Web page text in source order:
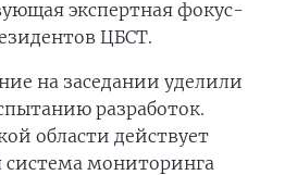
экспертная фокус-
ЦБСТ.
на заседании уделили
разработок.
области действует
мониторинга